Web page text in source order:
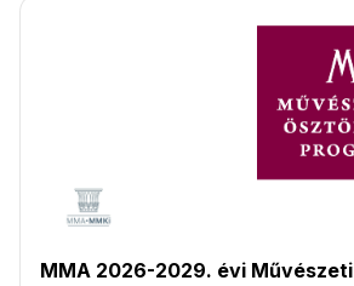
MMA 2026-2029. évi Művészeti